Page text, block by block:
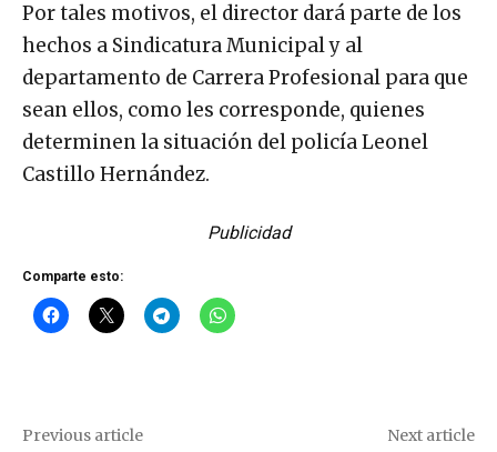
Por tales motivos, el director dará parte de los
hechos a Sindicatura Municipal y al
departamento de Carrera Profesional para que
sean ellos, como les corresponde, quienes
determinen la situación del policía Leonel
Castillo Hernández.
Publicidad
Comparte esto:
Previous article Next article